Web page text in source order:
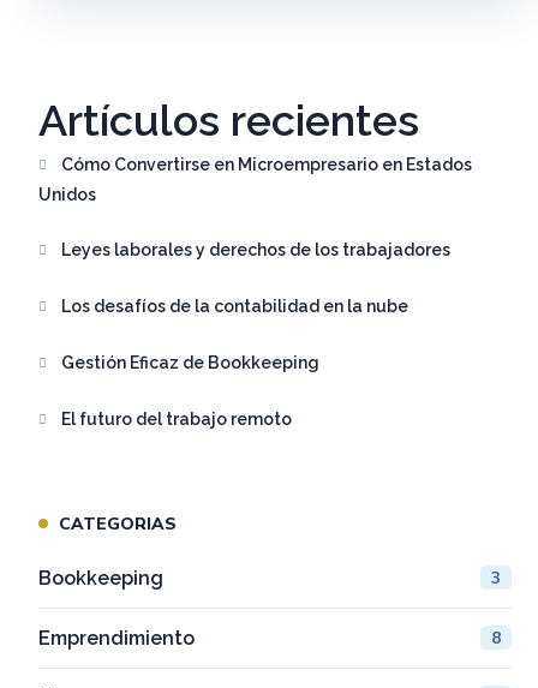
Artículos recientes
Cómo Convertirse en Microempresario en Estados
Unidos
Leyes laborales y derechos de los trabajadores
Los desafíos de la contabilidad en la nube
Gestión Eficaz de Bookkeeping
El futuro del trabajo remoto
CATEGORIAS
Bookkeeping 3
Emprendimiento 8